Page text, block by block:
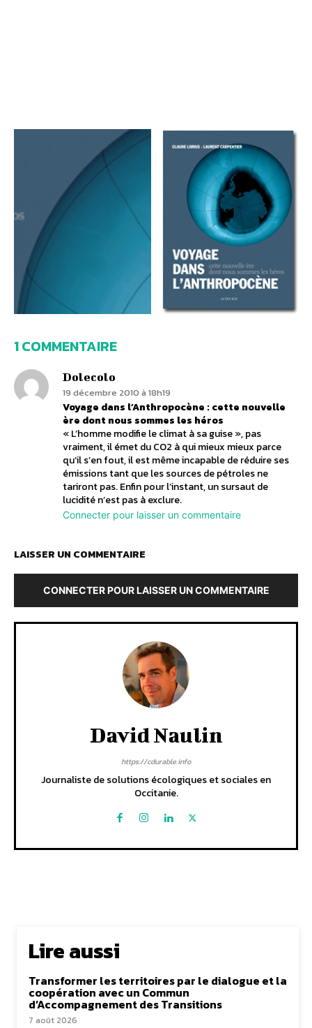
1 COMMENTAIRE
Dolecolo
19 décembre 2010 à 18h19
Voyage dans l’Anthropocène : cette nouvelle
ère dont nous sommes les héros
« L’homme modifie le climat à sa guise », pas
vraiment, il émet du CO2 à qui mieux mieux parce
qu’il s’en fout, il est même incapable de réduire ses
émissions tant que les sources de pétroles ne
tariront pas. Enfin pour l’instant, un sursaut de
lucidité n’est pas à exclure.
Connecter pour laisser un commentaire
LAISSER UN COMMENTAIRE
CONNECTER POUR LAISSER UN COMMENTAIRE
David Naulin
https://cdurable.info
Journaliste de solutions écologiques et sociales en
Occitanie.
Lire aussi
Transformer les territoires par le dialogue et la
coopération avec un Commun
d’Accompagnement des Transitions
7 août 2026